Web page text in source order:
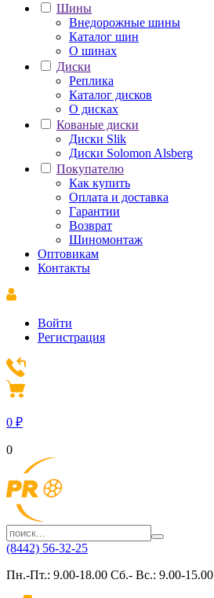
Шины
Внедорожные шины
Каталог шин
О шинах
Диски
Реплика
Каталог дисков
О дисках
Кованые диски
Диски Slik
Диски Solomon Alsberg
Покупателю
Как купить
Оплата и доставка
Гарантии
Возврат
Шиномонтаж
Оптовикам
Контакты
Войти
Регистрация
0 ₽
0
(8442) 56-32-25
Пн.-Пт.: 9.00-18.00 Сб.- Вс.: 9.00-15.00